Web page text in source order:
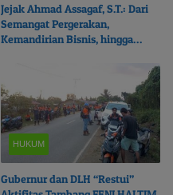
Jejak Ahmad Assagaf, S.T.: Dari
Semangat Pergerakan,
Kemandirian Bisnis, hingga
HUKUM
Gubernur dan DLH “Restui”